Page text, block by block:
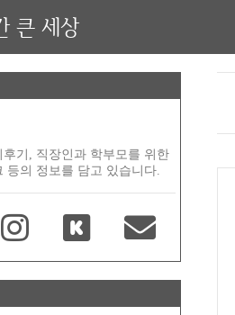
큰 세상
후기, 직장인과 학부모를 위한
등의 정보를 담고 있습니다.